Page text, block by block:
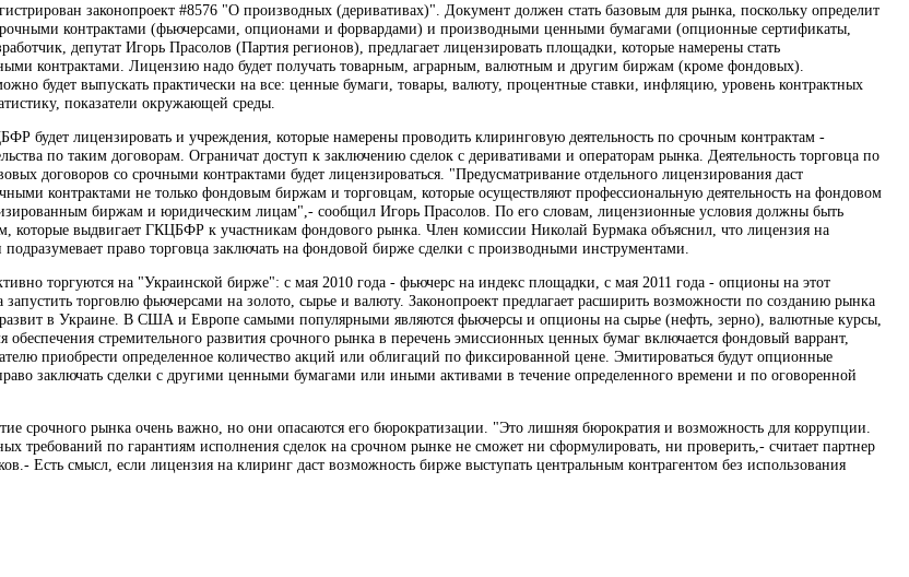
законопроект #8576 "О производных (деривативах)". Документ должен стать базовым для рынка, поскольку определит
контрактами (фьючерсами, опционами и форвардами) и производными ценными бумагами (опционные сертификаты,
депутат Игорь Прасолов (Партия регионов), предлагает лицензировать площадки, которые намерены стать
контрактами. Лицензию надо будет получать товарным, аграрным, валютным и другим биржам (кроме фондовых).
будет выпускать практически на все: ценные бумаги, товары, валюту, процентные ставки, инфляцию, уровень контрактных
показатели окружающей среды.
будет лицензировать и учреждения, которые намерены проводить клиринговую деятельность по срочным контрактам -
по таким договорам. Ограничат доступ к заключению сделок с деривативами и операторам рынка. Деятельность торговца по
договоров со срочными контрактами будет лицензироваться. "Предусматривание отдельного лицензирования даст
контрактами не только фондовым биржам и торговцам, которые осуществляют профессиональную деятельность на фондовом
биржам и юридическим лицам",- сообщил Игорь Прасолов. По его словам, лицензионные условия должны быть
которые выдвигает ГКЦБФР к участникам фондового рынка. Член комиссии Николай Бурмака объяснил, что лицензия на
право торговца заключать на фондовой бирже сделки с производными инструментами.
торгуются на "Украинской бирже": с мая 2010 года - фьючерс на индекс площадки, с мая 2011 года - опционы на этот
торговлю фьючерсами на золото, сырье и валюту. Законопроект предлагает расширить возможности по созданию рынка
развит в Украине. В США и Европе самыми популярными являются фьючерсы и опционы на сырье (нефть, зерно), валютные курсы,
стремительного развития срочного рынка в перечень эмиссионных ценных бумаг включается фондовый варрант,
приобрести определенное количество акций или облигаций по фиксированной цене. Эмитироваться будут опционные
заключать сделки с другими ценными бумагами или иными активами в течение определенного времени и по оговоренной
срочного рынка очень важно, но они опасаются его бюрократизации. "Это лишняя бюрократия и возможность для коррупции.
требований по гарантиям исполнения сделок на срочном рынке не сможет ни сформулировать, ни проверить,- считает партнер
Есть смысл, если лицензия на клиринг даст возможность бирже выступать центральным контрагентом без использования